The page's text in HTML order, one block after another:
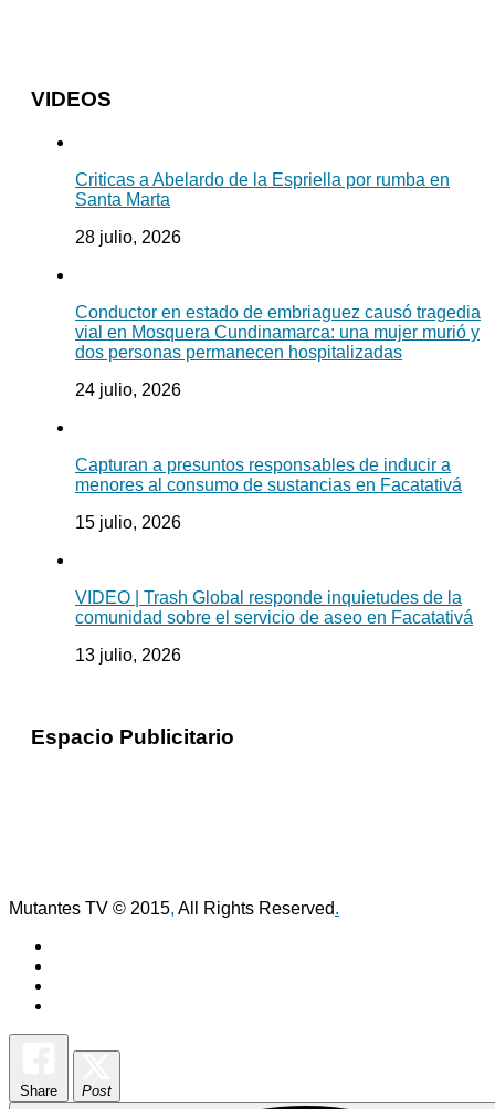
VIDEOS
Criticas a Abelardo de la Espriella por rumba en
Santa Marta
28 julio, 2026
Conductor en estado de embriaguez causó tragedia
vial en Mosquera Cundinamarca: una mujer murió y
dos personas permanecen hospitalizadas
24 julio, 2026
Capturan a presuntos responsables de inducir a
menores al consumo de sustancias en Facatativá
15 julio, 2026
VIDEO | Trash Global responde inquietudes de la
comunidad sobre el servicio de aseo en Facatativá
13 julio, 2026
Espacio Publicitario
Mutantes TV © 2015, All Rights Reserved.
Share Post